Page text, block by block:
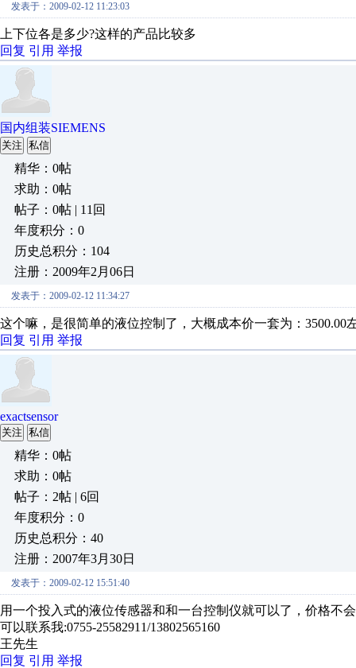
发表于：2009-02-12 11:23:03
上下位各是多少?这样的产品比较多
回复 引用 举报
国内组装SIEMENS
关注 私信
精华：0帖
求助：0帖
帖子：0帖 | 11回
年度积分：0
历史总积分：104
注册：2009年2月06日
发表于：2009-02-12 11:34:27
这个嘛，是很简单的液位控制了，大概成本价一套为：3500.00
回复 引用 举报
exactsensor
关注 私信
精华：0帖
求助：0帖
帖子：2帖 | 6回
年度积分：0
历史总积分：40
注册：2007年3月30日
发表于：2009-02-12 15:51:40
用一个投入式的液位传感器和和一台控制仪就可以了，价格不
可以联系我:0755-25582911/13802565160
王先生
回复 引用 举报